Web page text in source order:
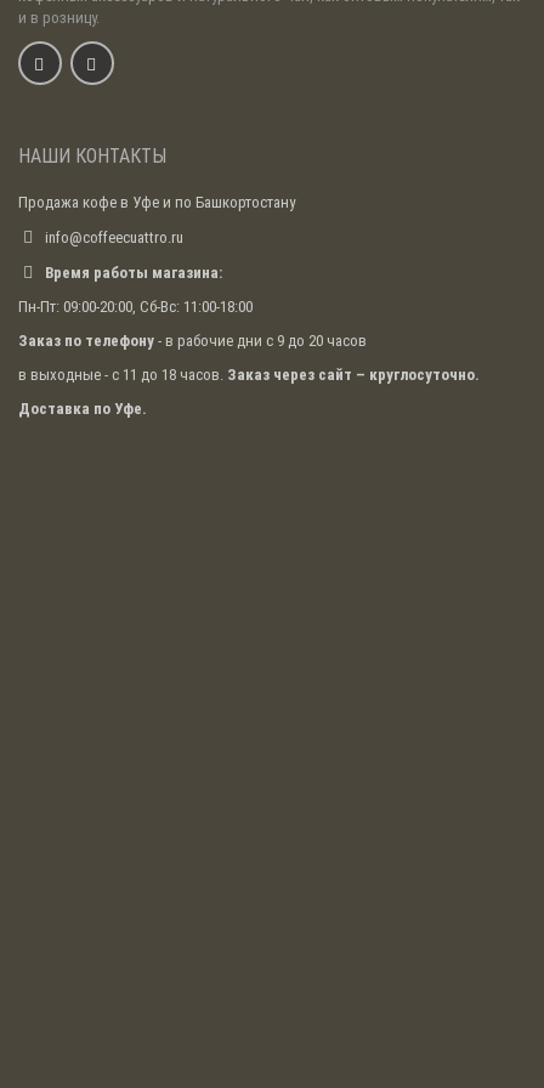
и в розницу.
НАШИ КОНТАКТЫ
Продажа кофе в Уфе и по Башкортостану
info@coffeecuattro.ru
Время работы магазина:
Пн-Пт: 09:00-20:00, Сб-Вс: 11:00-18:00
Заказ по телефону - в рабочие дни с 9 до 20 часов
в выходные - с 11 до 18 часов. Заказ через сайт – круглосуточно.
Доставка по Уфе.